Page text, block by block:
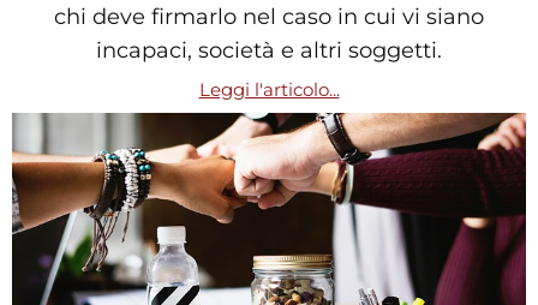
chi deve firmarlo nel caso in cui vi siano
incapaci, società e altri soggetti.
Leggi l'articolo...